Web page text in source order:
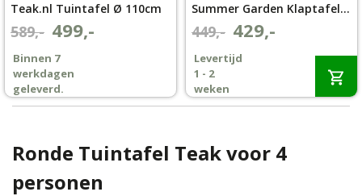
Teak.nl Tuintafel Ø 110cm
589,- Oorspronkelijke
was:
€589,-.
499,-
Binnen 7
werkdagen
geleverd.
Summer Garden Klaptafel Ø 120
449,- Oorspronkelijke
was:
429,-
Levertijd
1 - 2
weken
Ronde Tuintafel Teak voor 4
personen